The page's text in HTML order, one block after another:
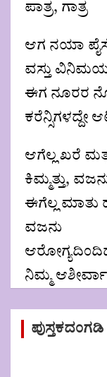
ಪಾತ್ರ, ಗಾತ್ರ
ಆಗ ನಯಾ
ವಸ್ತು
ಈಗ ನೂರರ
ಕರೆನ್ಸಿಗಳದ್ದೇ
ಆಗೆಲ್ಲ ಖರೆ
ಕಿಮ್ಮತ್ತು,
ಈಗೆಲ್ಲ ಮಾತು
ವಜನು
ನಿಮ್ಮ
Post
navigation
ಪುಸ್ತಕದಂಗಡಿ